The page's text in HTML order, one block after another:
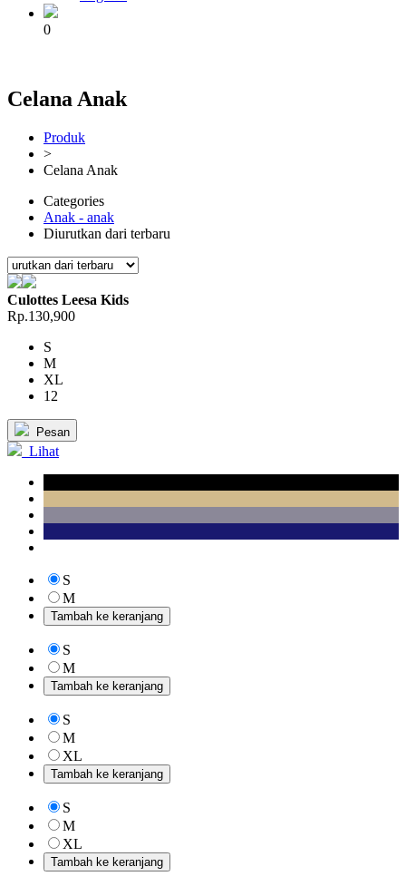
0
Celana Anak
Produk
>
Celana Anak
Categories
Anak - anak
Diurutkan dari terbaru
Culottes Leesa Kids
Rp.130,900
S
M
XL
12
Pesan
Lihat
S
M
Tambah ke keranjang
S
M
Tambah ke keranjang
S
M
XL
Tambah ke keranjang
S
M
XL
Tambah ke keranjang